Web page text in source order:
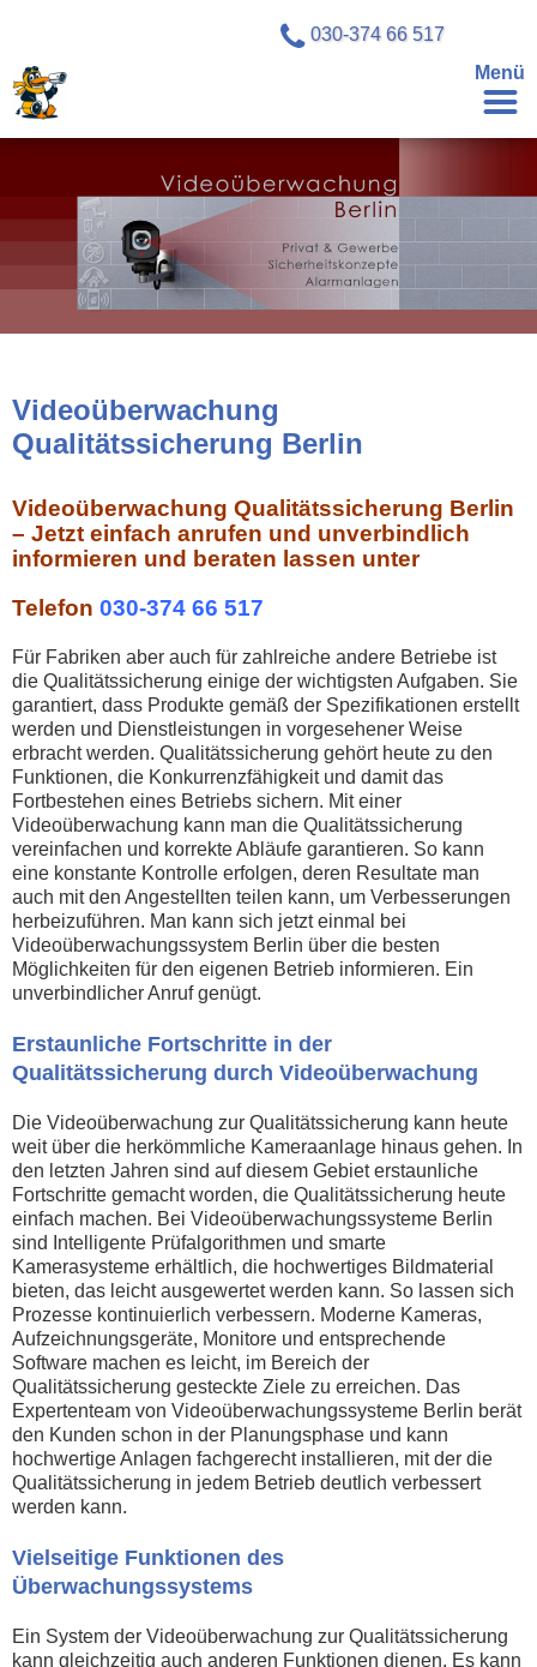
Menü
030-374 66 517
Videoüberwachung
Qualitätssicherung Berlin
Videoüberwachung Qualitätssicherung Berlin
– Jetzt einfach anrufen und unverbindlich
informieren und beraten lassen unter
Telefon 030-374 66 517
Für Fabriken aber auch für zahlreiche andere Betriebe ist
die Qualitätssicherung einige der wichtigsten Aufgaben. Sie
garantiert, dass Produkte gemäß der Spezifikationen erstellt
werden und Dienstleistungen in vorgesehener Weise
erbracht werden. Qualitätssicherung gehört heute zu den
Funktionen, die Konkurrenzfähigkeit und damit das
Fortbestehen eines Betriebs sichern. Mit einer
Videoüberwachung kann man die Qualitätssicherung
vereinfachen und korrekte Abläufe garantieren. So kann
eine konstante Kontrolle erfolgen, deren Resultate man
auch mit den Angestellten teilen kann, um Verbesserungen
herbeizuführen. Man kann sich jetzt einmal bei
Videoüberwachungssystem Berlin über die besten
Möglichkeiten für den eigenen Betrieb informieren. Ein
unverbindlicher Anruf genügt.
Erstaunliche Fortschritte in der
Qualitätssicherung durch Videoüberwachung
Die Videoüberwachung zur Qualitätssicherung kann heute
weit über die herkömmliche Kameraanlage hinaus gehen. In
den letzten Jahren sind auf diesem Gebiet erstaunliche
Fortschritte gemacht worden, die Qualitätssicherung heute
einfach machen. Bei Videoüberwachungssysteme Berlin
sind Intelligente Prüfalgorithmen und smarte
Kamerasysteme erhältlich, die hochwertiges Bildmaterial
bieten, das leicht ausgewertet werden kann. So lassen sich
Prozesse kontinuierlich verbessern. Moderne Kameras,
Aufzeichnungsgeräte, Monitore und entsprechende
Software machen es leicht, im Bereich der
Qualitätssicherung gesteckte Ziele zu erreichen. Das
Expertenteam von Videoüberwachungssysteme Berlin berät
den Kunden schon in der Planungsphase und kann
hochwertige Anlagen fachgerecht installieren, mit der die
Qualitätssicherung in jedem Betrieb deutlich verbessert
werden kann.
Vielseitige Funktionen des
Überwachungssystems
Ein System der Videoüberwachung zur Qualitätssicherung
kann gleichzeitig auch anderen Funktionen dienen. Es kann